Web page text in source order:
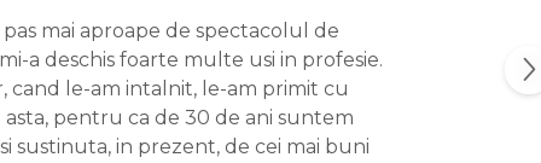
mai aproape de spectacolul de
a deschis foarte multe usi in profesie.
cand le-am intalnit, le-am primit cu
pentru ca de 30 de ani suntem
sustinuta, in prezent, de cei mai buni